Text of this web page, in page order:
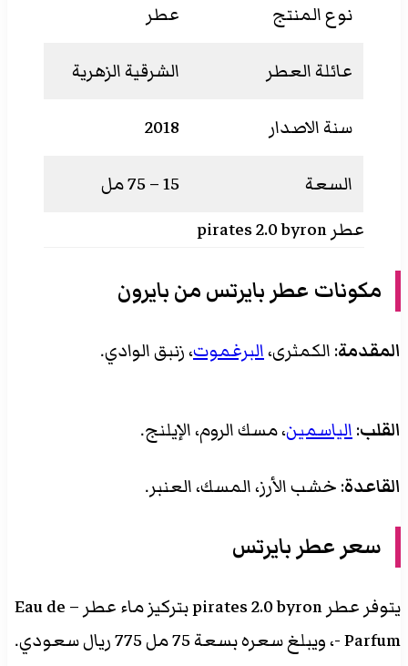
نوع المنتج عطر
عائلة العطر الشرقية الزهرية
سنة الاصدار 2018
السعة
15 – 75 مل
عطر pirates 2.0 byron
مكونات عطر بايرتس من بايرون
المقدمة: الكمثرى،البرغموت، زنبق الوادي.
القلب:الياسمين، مسك الروم، الإيلنج.
القاعدة: خشب الأرز، المسك، العنبر.
سعر عطر بايرتس
يتوفر عطر pirates 2.0 byron بتركيز ماء عطر – Eau de
Parfum -، ويبلغ سعره بسعة 75 مل 775 ريال سعودي.